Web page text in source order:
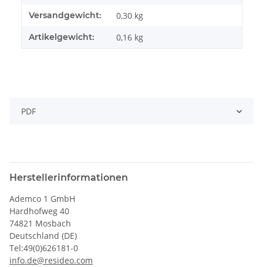
Versandgewicht: 0,30 kg
Artikelgewicht: 0,16 kg
PDF
Herstellerinformationen
Ademco 1 GmbH
Hardhofweg 40
74821 Mosbach
Deutschland (DE)
Tel:49(0)626181-0
info.de@resideo.com